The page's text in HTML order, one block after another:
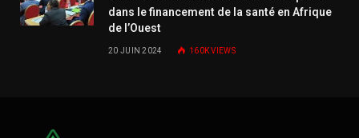
dans le financement de la santé en Afrique
de l’Ouest
20 JUIN 2024 160KVIEWS